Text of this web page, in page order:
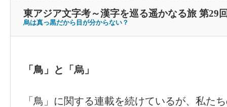
東アジア文字考～漢字を巡る遥かなる旅 第
烏は真っ黒だから目が分からない？
「鳥」と「烏」
「鳥」に関する連載を続けているが、私た